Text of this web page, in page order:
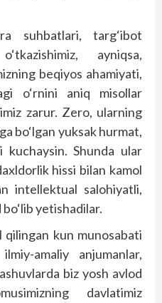
suhbatlari, targ‘ibot
ayniqsa,
beqiyos ahamiyati,
o‘rnini aniq misollar
zarur. Zero, ularning
bo‘lgan yuksak hurmat,
kuchaysin. Shunda ular
hissi bilan kamol
intellektual salohiyatli,
yetishadilar.
kun munosabati
amaliy anjumanlar,
biz yosh avlod
davlatimiz